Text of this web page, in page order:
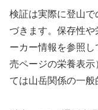
検証は実際に登山
づきます。保存性や
ーカー情報を参照
売ページの栄養表
ては山岳関係の一般